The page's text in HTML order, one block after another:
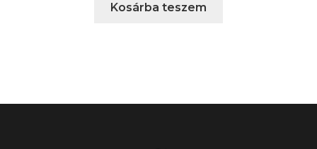
Kosárba teszem